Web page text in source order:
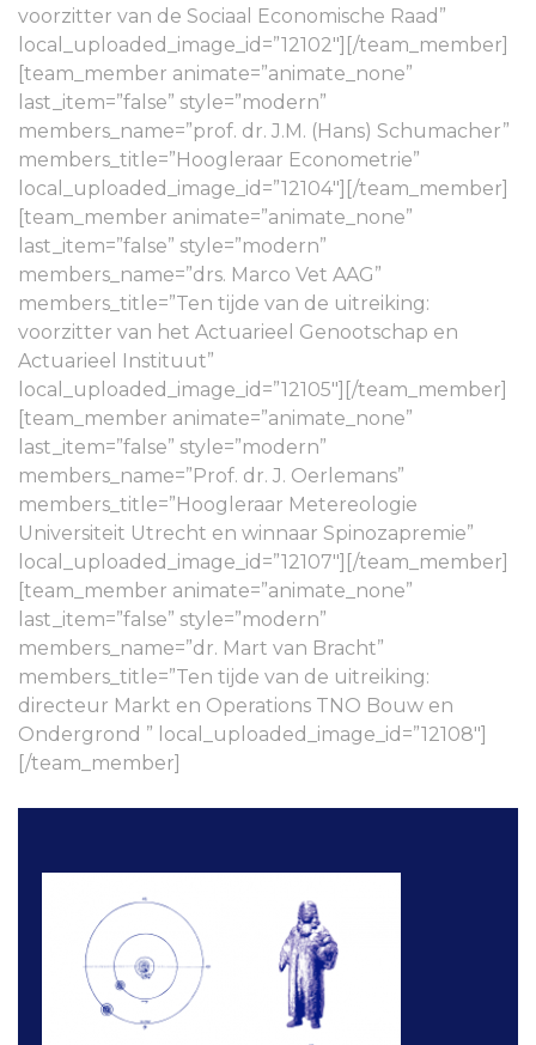
voorzitter van de Sociaal Economische Raad”
local_uploaded_image_id=”12102″][/team_member]
[team_member animate=”animate_none”
last_item=”false” style=”modern”
members_name=”prof. dr. J.M. (Hans) Schumacher”
members_title=”Hoogleraar Econometrie”
local_uploaded_image_id=”12104″][/team_member]
[team_member animate=”animate_none”
last_item=”false” style=”modern”
members_name=”drs. Marco Vet AAG”
members_title=”Ten tijde van de uitreiking:
voorzitter van het Actuarieel Genootschap en
Actuarieel Instituut”
local_uploaded_image_id=”12105″][/team_member]
[team_member animate=”animate_none”
last_item=”false” style=”modern”
members_name=”Prof. dr. J. Oerlemans”
members_title=”Hoogleraar Metereologie
Universiteit Utrecht en winnaar Spinozapremie”
local_uploaded_image_id=”12107″][/team_member]
[team_member animate=”animate_none”
last_item=”false” style=”modern”
members_name=”dr. Mart van Bracht”
members_title=”Ten tijde van de uitreiking:
directeur Markt en Operations TNO Bouw en
Ondergrond ” local_uploaded_image_id=”12108″]
[/team_member]